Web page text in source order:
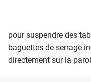
pour suspendre des
baguettes de serrage
directement sur la paroi